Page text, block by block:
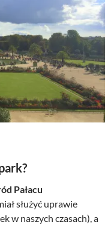
Pałacu
służyć uprawie
w naszych czasach), a